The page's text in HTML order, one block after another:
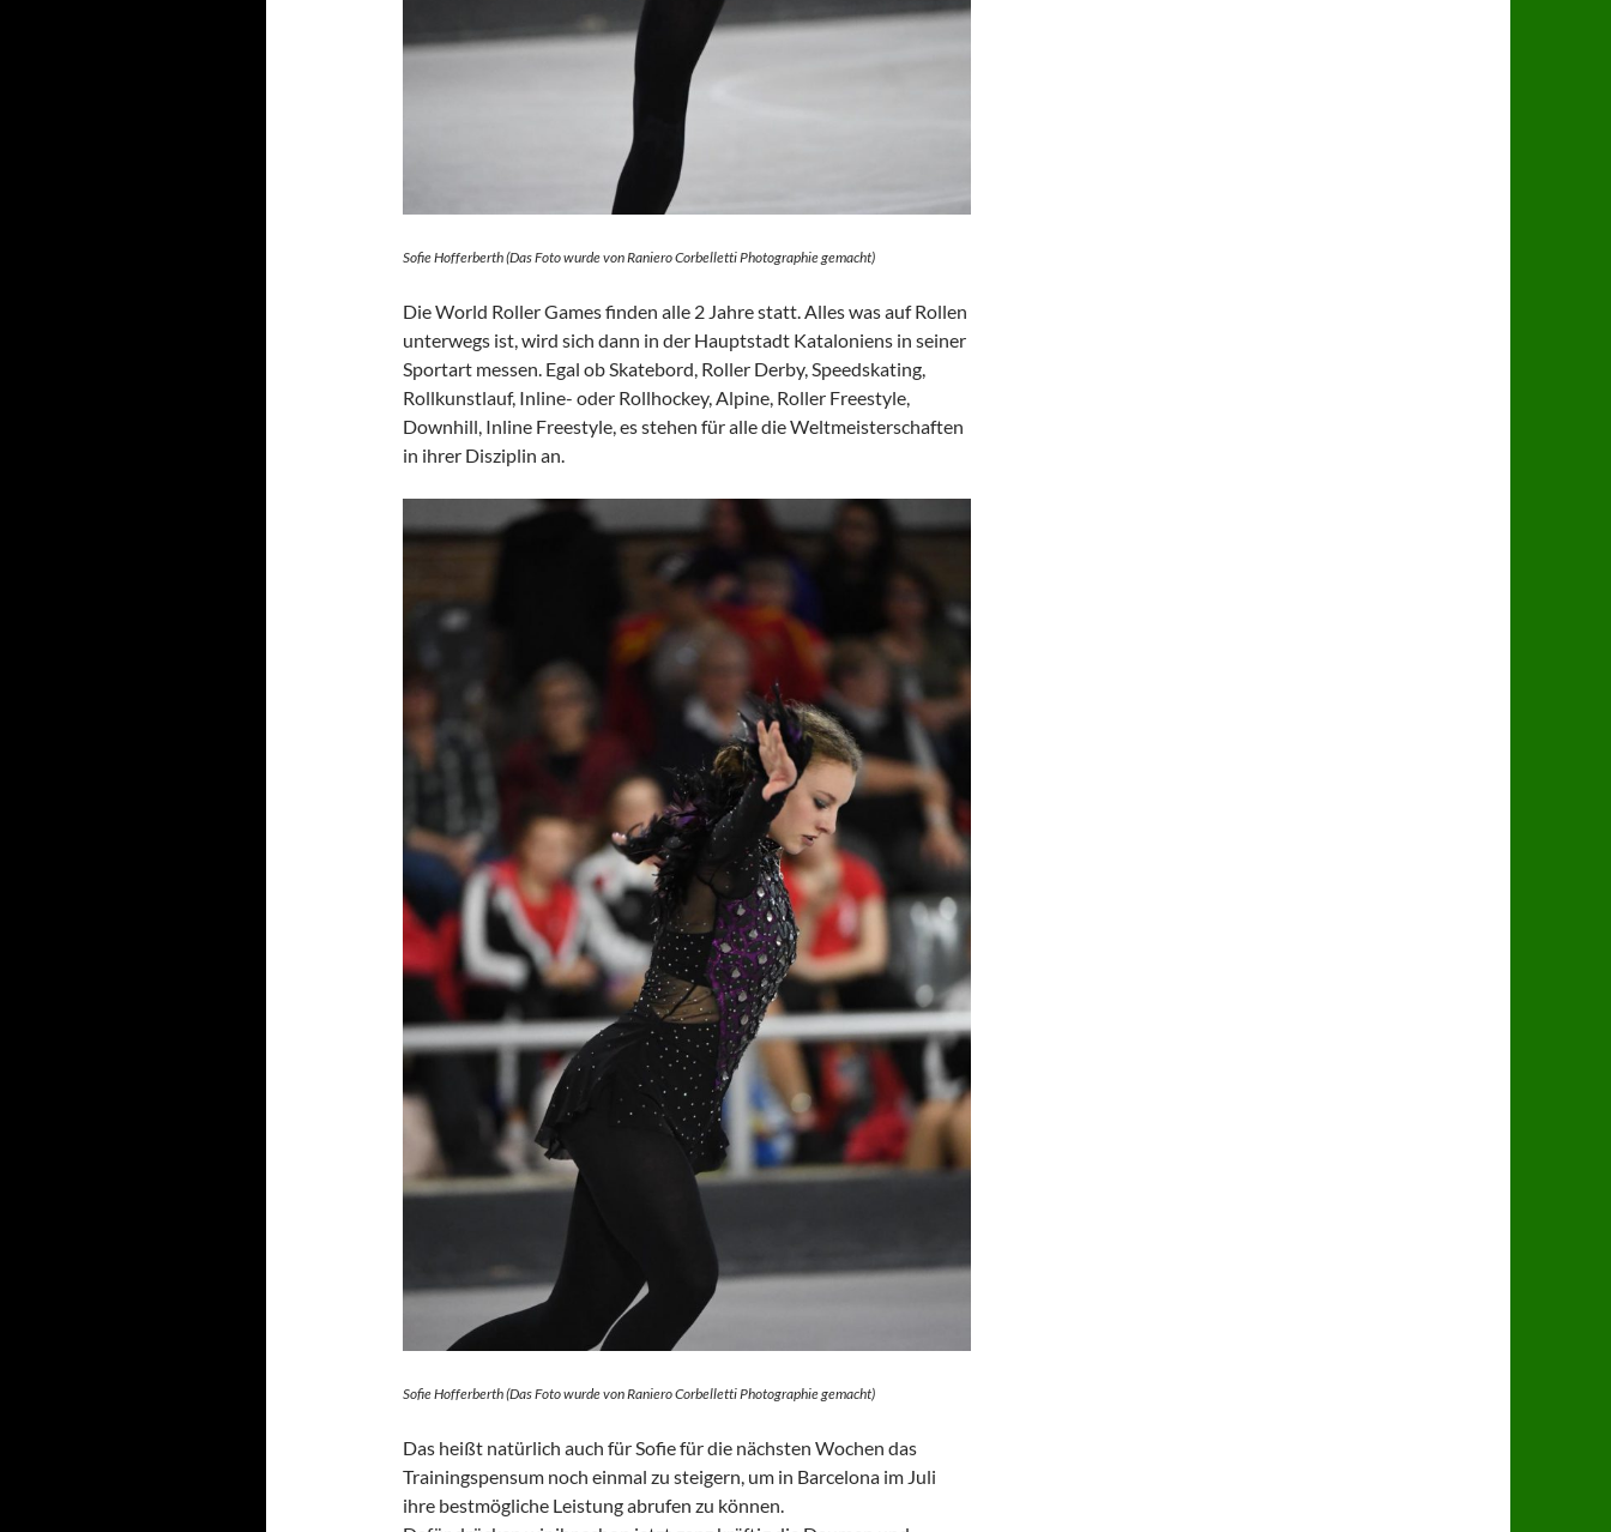
Sofie Hofferberth (Das Foto wurde von Raniero Corbelletti Photographie gemacht)
Die World Roller Games finden alle 2 Jahre statt. Alles was auf Rollen
unterwegs ist, wird sich dann in der Hauptstadt Kataloniens in seiner
Sportart messen. Egal ob Skatebord, Roller Derby, Speedskating,
Rollkunstlauf, Inline- oder Rollhockey, Alpine, Roller Freestyle,
Downhill, Inline Freestyle, es stehen für alle die Weltmeisterschaften
in ihrer Disziplin an.
Sofie Hofferberth (Das Foto wurde von Raniero Corbelletti Photographie gemacht)
Das heißt natürlich auch für Sofie für die nächsten Wochen das
Trainingspensum noch einmal zu steigern, um in Barcelona im Juli
ihre bestmögliche Leistung abrufen zu können.